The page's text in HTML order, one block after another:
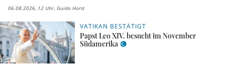
06.08.2026, 12 Uhr Guido Horst
VATIKAN BESTÄTIGT
Papst Leo XIV. besucht im November
Südamerika